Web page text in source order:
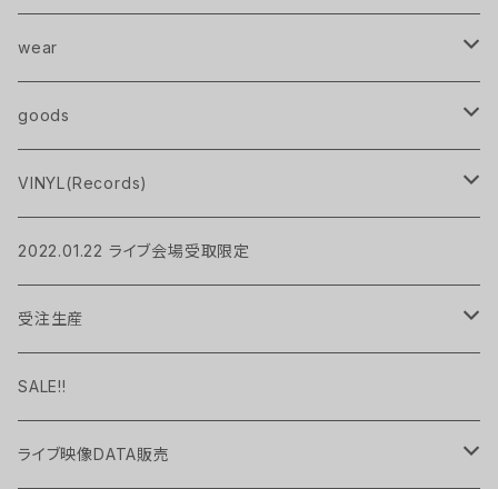
Pavlov City
handkerchief
Pavlov City
wear
T-Shirts
Pavlov City
MIRAGE
sweat
socks
Hoodie
Pavlov City
Long Sleeve Tee
goods
pouch
bag
candle
handkerchief
cup
VINYL(Records)
LP
EP
2022.01.22 ライブ会場受取限定
受注生産
現品限り
SALE!!
ライブ映像DATA販売